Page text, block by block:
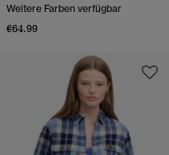
Weitere Farben verfügbar
€64.99